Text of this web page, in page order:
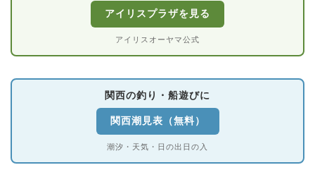
アイリスプラザを見る
アイリスオーヤマ公式
関西の釣り・船遊びに
関西潮見表（無料）
潮汐・天気・日の出日の入